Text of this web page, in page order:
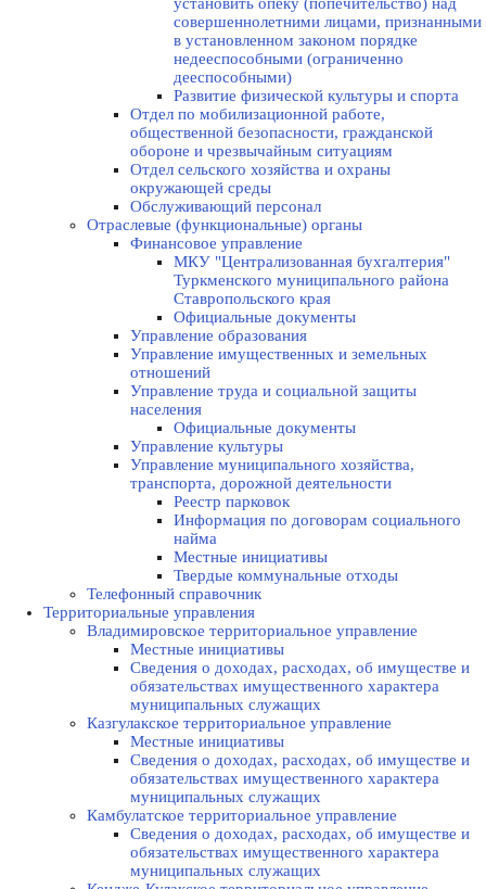
совершеннолетними лицами, признанными
в установленном законом порядке
недееспособными (ограниченно
дееспособными)
Развитие физической культуры и спорта
Отдел по мобилизационной работе,
общественной безопасности, гражданской
оборонe и чрезвычайным ситуациям
Отдел сельского хозяйства и охраны
окружающей среды
Обслуживающий персонал
Отраслевые (функциональные) органы
Финансовое управление
МКУ "Централизованная бухгалтерия"
Туркменского муниципального района
Ставропольского края
Официальные документы
Управление образования
Управление имущественных и земельных
отношений
Управление труда и социальной защиты
населения
Официальные документы
Управление культуры
Управление муниципального хозяйства,
транспорта, дорожной деятельности
Реестр парковок
Информация по договорам социального
найма
Местные инициативы
Твердые коммунальные отходы
Телефонный справочник
Территориальные управления
Владимировское территориальное управление
Местные инициативы
Сведения о доходах, расходах, об имуществе и
обязательствах имущественного характера
муниципальных служащих
Казгулакское территориальное управление
Местные инициативы
Сведения о доходах, расходах, об имуществе и
обязательствах имущественного характера
муниципальных служащих
Камбулатское территориальное управление
Сведения о доходах, расходах, об имуществе и
обязательствах имущественного характера
муниципальных служащих